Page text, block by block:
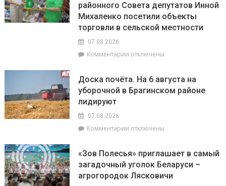
районного Совета депутатов Инной
Михаленко посетили объекты
торговли в сельской местности
07.08.2026
Комментарии к
депутатского
корпуса
председателем
депутатов
Инной
Михаленко
отключены
Доска почёта. На 6 августа на
уборочной в Брагинском районе
лидируют
07.08.2026
Комментарии к
почёта.
На
6
отключены
«Зов Полесья» приглашает в самый
загадочный уголок Беларуси –
агрогородок Лясковичи